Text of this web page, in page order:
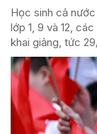
Học sinh cả
lớp 1, 9 và 12,
khai giảng, tức